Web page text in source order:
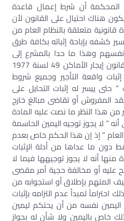
أن شرط إعمال قاعدة
يكون هناك احتيال على القانون لأن
متعلقة بالنظام العام من
كشفه بإباحة إثباته بكافة طرق
وهذا ما حدا بالمشرع إلى
النص فى المادة 24 من قانون إيجار الأماكن 49 لسنة 1977
واقعة التأجير وجميع شروط
حتى ييسر له إثبات التحايل على
المفروش أو تقاضى مبالغ خارج
من هذا النظر ما نصت عليه المادة
أنه ” لا يجوز توجيه اليمين الحاسمة
” إذ إن هذا الحكم خاص بعدم
دون ما عداها من أدلة الإثبات
منها أنه لا يجوز توجيهها فيما لا
عليه أو مخالفة حجية أمر مقضى
المتهم بإطلاق أو استجوابه من
احتراماً لمبدأ عدم التزامه بإثبات
اليمين نفسه من أن يحتكم ليمين
خاص باليمين ولا شأن له بجواز